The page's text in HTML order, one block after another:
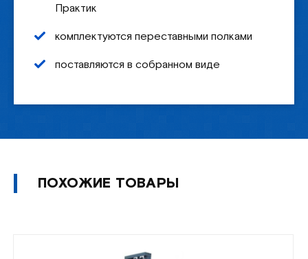
Практик
комплектуются переставными полками
поставляются в собранном виде
ПОХОЖИЕ ТОВАРЫ